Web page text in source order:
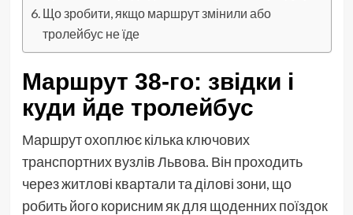
Що зробити, якщо маршрут змінили або
тролейбус не їде
Маршрут 38-го: звідки і
куди йде тролейбус
Маршрут охоплює кілька ключових
транспортних вузлів Львова. Він проходить
через житлові квартали та ділові зони, що
робить його корисним як для щоденних поїздок